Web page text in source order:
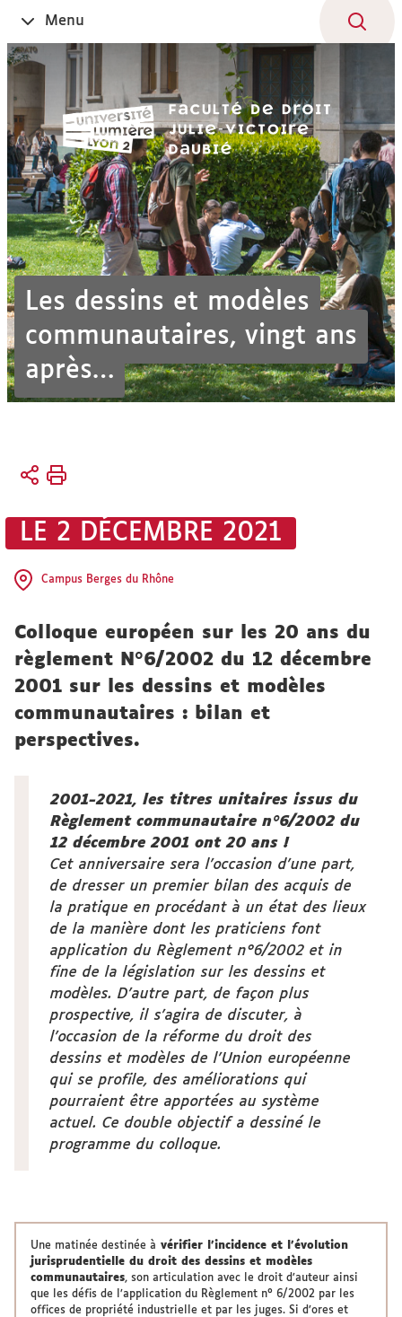
contenu
Ouvrir
le
Menu
Les dessins et modèles
communautaires, vingt ans
après…
Vous
Accueil
la faculté
Actualités
LE 2 DÉCEMBRE 2021
Campus Berges du Rhône
Colloque européen sur les 20 ans du
règlement N°6/2002 du 12 décembre
2001 sur les dessins et modèles
communautaires : bilan et
perspectives.
2001-2021, les titres unitaires issus du
Règlement communautaire n°6/2002 du
12 décembre 2001 ont 20 ans !
Cet anniversaire sera l’occasion d’une part,
de dresser un premier bilan des acquis de
la pratique en procédant à un état des lieux
de la manière dont les praticiens font
application du Règlement n°6/2002 et in
fine de la législation sur les dessins et
modèles. D’autre part, de façon plus
prospective, il s’agira de discuter, à
l’occasion de la réforme du droit des
dessins et modèles de l’Union européenne
qui se profile, des améliorations qui
pourraient être apportées au système
actuel. Ce double objectif a dessiné le
programme du colloque.
Une matinée destinée à vérifier l’incidence et l’évolution
jurisprudentielle du droit des dessins et modèles
communautaires, son articulation avec le droit d’auteur ainsi
que les défis de l’application du Règlement n° 6/2002 par les
offices de propriété industrielle et par les juges. Si d’ores et